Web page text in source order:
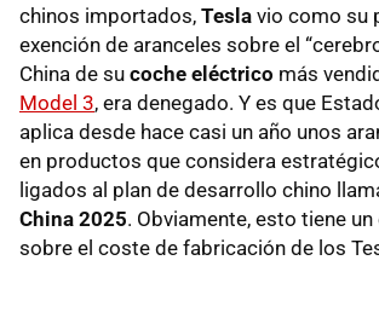
chinos importados, Tesla vio como su
exención de aranceles sobre el
China de su coche eléctrico más
Model 3, era denegado. Y es que
aplica desde hace casi un año unos
en productos que considera
ligados al plan de desarrollo chino
China 2025. Obviamente, esto tiene
sobre el coste de fabricación de los